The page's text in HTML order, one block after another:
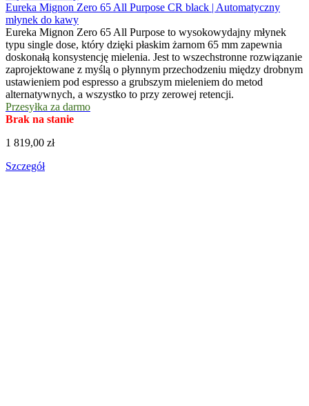
Eureka Mignon Zero 65 All Purpose CR black | Automatyczny
młynek do kawy
Eureka Mignon Zero 65 All Purpose to wysokowydajny młynek
typu single dose, który dzięki płaskim żarnom 65 mm zapewnia
doskonałą konsystencję mielenia. Jest to wszechstronne rozwiązanie
zaprojektowane z myślą o płynnym przechodzeniu między drobnym
ustawieniem pod espresso a grubszym mieleniem do metod
alternatywnych, a wszystko to przy zerowej retencji.
Przesyłka za darmo
Brak na stanie
1 819,00 zł
Szczegół